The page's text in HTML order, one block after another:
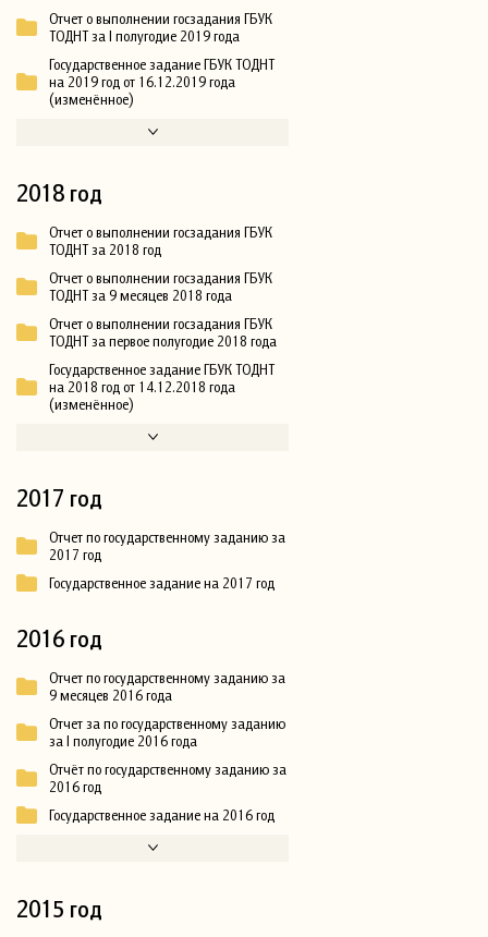
Отчет о выполнении госзадания ГБУК
ТОДНТ за I полугодие 2019 года
Государственное задание ГБУК ТОДНТ
на 2019 год от 16.12.2019 года
(изменённое)
2018 год
Отчет о выполнении госзадания ГБУК
ТОДНТ за 2018 год
Отчет о выполнении госзадания ГБУК
ТОДНТ за 9 месяцев 2018 года
Отчет о выполнении госзадания ГБУК
ТОДНТ за первое полугодие 2018 года
Государственное задание ГБУК ТОДНТ
на 2018 год от 14.12.2018 года
(изменённое)
2017 год
Отчет по государственному заданию за
2017 год
Государственное задание на 2017 год
2016 год
Отчет по государственному заданию за
9 месяцев 2016 года
Отчет за по государственному заданию
за I полугодие 2016 года
Отчёт по государственному заданию за
2016 год
Государственное задание на 2016 год
2015 год